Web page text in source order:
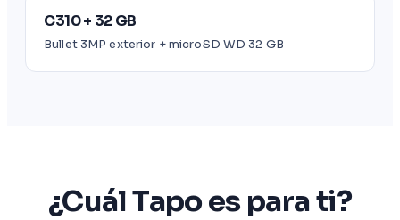
C310 + 32 GB
Bullet 3MP exterior + microSD WD 32 GB
¿Cuál Tapo es para ti?